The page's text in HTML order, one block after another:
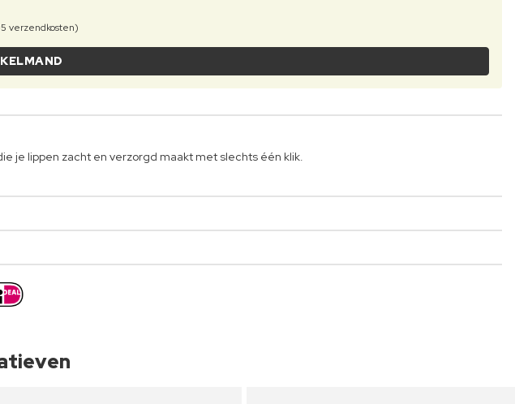
verzendkosten)
je lippen zacht en verzorgd maakt met slechts één klik.